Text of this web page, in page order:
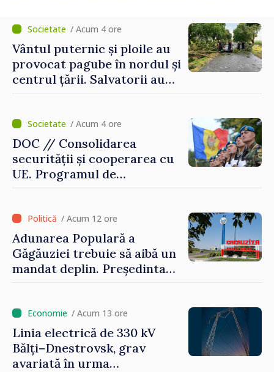
/ Acum 4 ore
Vântul puternic și ploile au
provocat pagube în nordul și
centrul țării. Salvatorii au
/ Acum 4 ore
DOC // Consolidarea
securității și cooperarea cu
UE. Programul de
perioada 2024–2034,
publicat în Monitorul Oficial
/ Acum 12 ore
Adunarea Populară a
Găgăuziei trebuie să aibă un
mandat deplin. Președinta
/ Acum 13 ore
Linia electrică de 330 kV
Bălți–Dnestrovsk, grav
avariată în urma